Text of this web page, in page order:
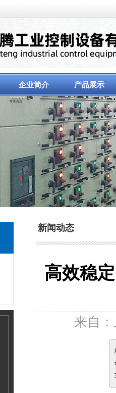
企业简介 产品展示
新闻动态
高效稳
来自